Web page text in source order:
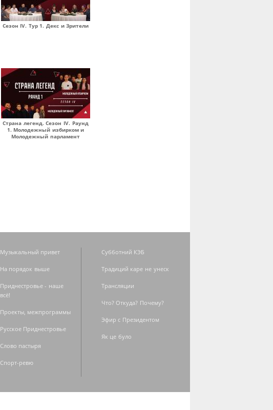
Сезон IV. Тур 1. Декс и Зрители
Страна легенд. Сезон IV. Раунд
1. Молодежный избирком и
Молодежный парламент
Музыкальный привет
На порядок выше
Приднестровье - наше
всё!
Проекты, межпрограммы
Русское Приднестровье
Слово пастыря
Спорт-ревю
Субботний КЭБ
Традиций каре не унеск
Трансляции
Что? Откуда? Почему?
Эфир с Президентом
Як це було